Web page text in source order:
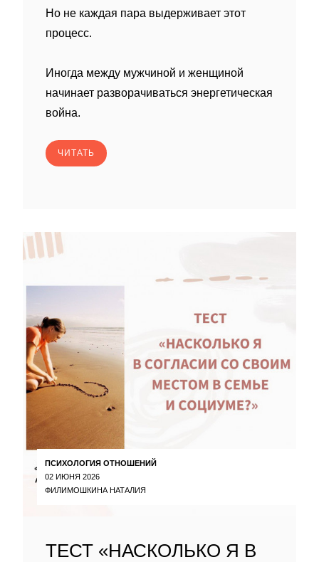
Но не каждая пара выдерживает этот
процесс.
Иногда между мужчиной и женщиной
начинает разворачиваться энергетическая
война.
ЧИТАТЬ
ПСИХОЛОГИЯ ОТНОШЕНИЙ
02 ИЮНЯ 2026
ФИЛИМОШКИНА НАТАЛИЯ
ТЕСТ «НАСКОЛЬКО Я В